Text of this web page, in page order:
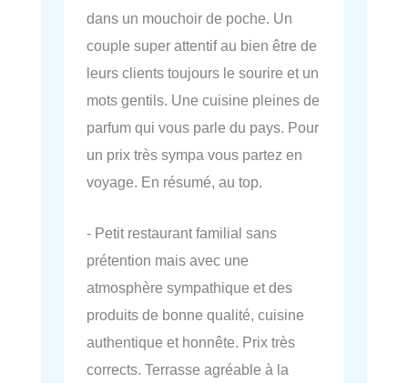
dans un mouchoir de poche. Un
couple super attentif au bien être de
leurs clients toujours le sourire et un
mots gentils. Une cuisine pleines de
parfum qui vous parle du pays. Pour
un prix très sympa vous partez en
voyage. En résumé, au top.
- Petit restaurant familial sans
prétention mais avec une
atmosphère sympathique et des
produits de bonne qualité, cuisine
authentique et honnête. Prix très
corrects. Terrasse agréable à la